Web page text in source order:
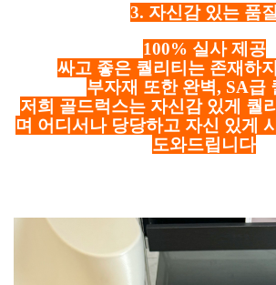
3. 자신감 있는 품질
100% 실사 제공
싸고 좋은 퀄리티는 존재하
부자재 또한 완벽, SA급
저희 골드럭스는 자신감 있게 퀄
며 어디서나 당당하고 자신 있게
도와드립니다